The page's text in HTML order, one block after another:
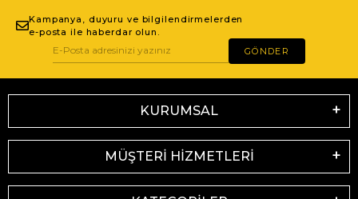
Kampanya, duyuru ve bilgilendirmelerden
e-posta ile haberdar olun.
GÖNDER
KURUMSAL
MÜŞTERİ HİZMETLERİ